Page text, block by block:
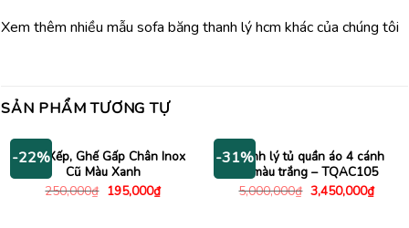
Xem thêm nhiều mẫu sofa băng thanh lý hcm khác của chúng tôi
SẢN PHẨM TƯƠNG TỰ
-22%
Ghế Xếp, Ghế Gấp Chân Inox
Cũ Màu Xanh
250,000₫ Giá
195,000₫Giá
hiện
-31%
Thanh lý tủ quần áo 4 cánh
cũ màu trắng – TQAC105
5,000,000₫ Giá
gốc
3,450,000₫Giá
hiện